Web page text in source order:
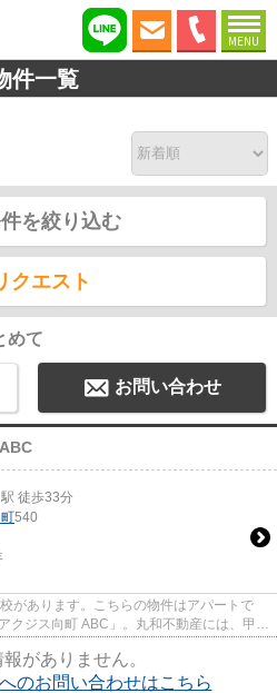
MENU
件一覧
を絞り込む
クエスト
めて
お問い合わせ
駅 徒歩33分
540
があります。こちらの物件はアパートで
クジス向町 ABC」。丸和不動産には、甲府
がありません。
のお問い合わせはこちら